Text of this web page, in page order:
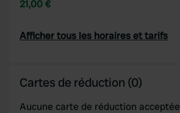
21,00 €
Afficher tous les horaires et tarifs
Cartes de réduction (0)
Aucune carte de réduction acceptée